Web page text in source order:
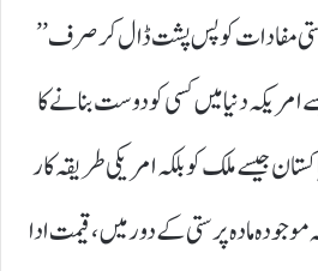
مفادات کو پس پشت ڈال کر صرف ’’
دنیا میں کسی کو دوست بنانے کا
جیسے ملک کو بلکہ امریکی طریقہ کار
مادہ پرستی کے دو ر میں، قیمت ادا